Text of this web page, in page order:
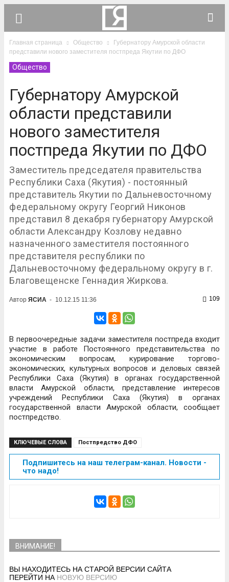
Главная страница Общество
Губернатору Амурской области
представили нового заместителя постпреда Якутии по ДФО
Общество
Губернатору Амурской
области представили
нового заместителя
постпреда Якутии по ДФО
Заместитель председателя правительства
Республики Саха (Якутия) - постоянный
представитель Якутии по Дальневосточному
федеральному округу Георгий Никонов
представил 8 декабря губернатору Амурской
области Александру Козлову недавно
назначенного заместителя постоянного
представителя республики по
Дальневосточному федеральному округу в г.
Благовещенске Геннадия Жиркова.
Автор ЯСИА - 10.12.15 11:36 109
В первоочередные задачи заместителя постпреда входит
участие в работе Постоянного представительства по
экономическим вопросам, курирование торгово-
экономических, культурных вопросов и деловых связей
Республики Саха (Якутия) в органах государственной
власти Амурской области, представление интересов
учреждений Республики Саха (Якутия) в органах
государственной власти Амурской области, сообщает
постпредство.
КЛЮЧЕВЫЕ СЛОВА Постпредство ДФО
Подпишитесь на наш телеграм-канал. Новости -
что надо!
ВНИМАНИЕ!
ВЫ НАХОДИТЕСЬ НА СТАРОЙ ВЕРСИИ САЙТА
ПЕРЕЙТИ НА НОВУЮ ВЕРСИЮ